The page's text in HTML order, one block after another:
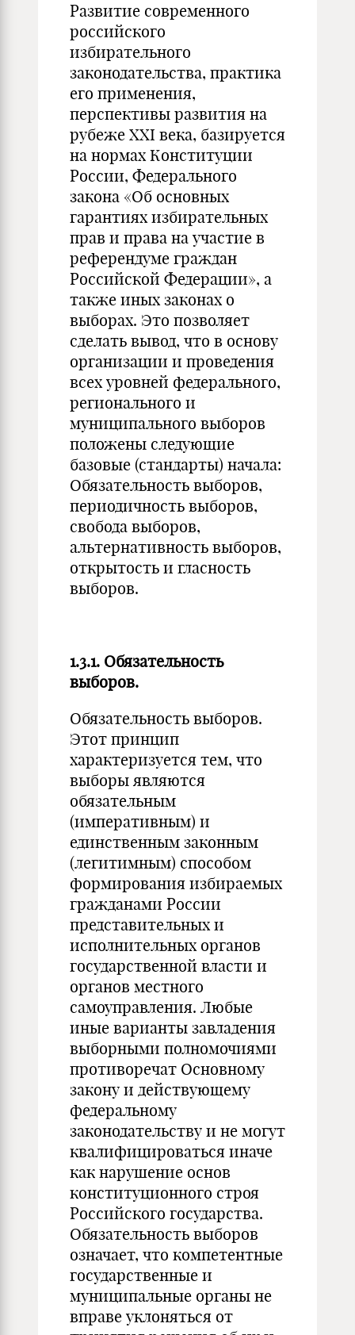
Развитие современного
российского
избирательного
законодательства, практика
его применения,
перспективы развития на
рубеже XXI века, базируется
на нормах Конституции
России, Федерального
закона «Об основных
гарантиях избирательных
прав и права на участие в
референдуме граждан
Российской Федерации», а
также иных законах о
выборах. Это позволяет
сделать вывод, что в основу
организации и проведения
всех уровней федерального,
регионального и
муниципального выборов
положены следующие
базовые (стандарты) начала:
Обязательность выборов,
периодичность выборов,
свобода выборов,
альтернативность выборов,
открытость и гласность
выборов.
1.3.1. Обязательность
выборов.
Обязательность выборов.
Этот принцип
характеризуется тем, что
выборы являются
обязательным
(императивным) и
единственным законным
(легитимным) способом
формирования избираемых
гражданами России
представительных и
исполнительных органов
государственной власти и
органов местного
самоуправления. Любые
иные варианты завладения
выборными полномочиями
противоречат Основному
закону и действующему
федеральному
законодательству и не могут
квалифицироваться иначе
как нарушение основ
конституционного строя
Российского государства.
Обязательность выборов
означает, что компетентные
государственные и
муниципальные органы не
вправе уклоняться от